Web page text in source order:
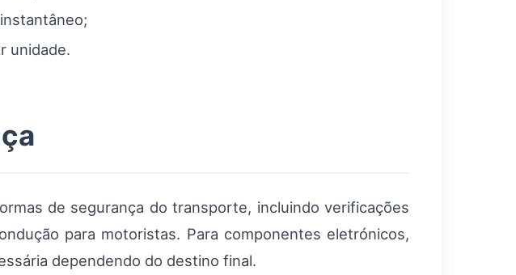
unidade.
de segurança do transporte, incluindo verificações
para motoristas. Para componentes eletrónicos,
dependendo do destino final.